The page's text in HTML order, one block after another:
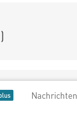
)
Nachrichten